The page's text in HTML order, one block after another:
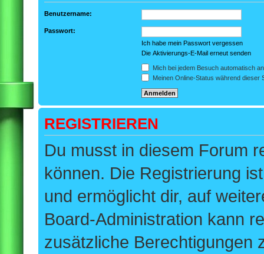
Benutzername:
Passwort:
Ich habe mein Passwort vergessen
Die Aktivierungs-E-Mail erneut senden
Mich bei jedem Besuch automatisch
Meinen Online-Status während dieser
REGISTRIEREN
Du musst in diesem Forum
können. Die Registrierung
und ermöglicht dir, auf
Board-Administration kann
zusätzliche Berechtigungen